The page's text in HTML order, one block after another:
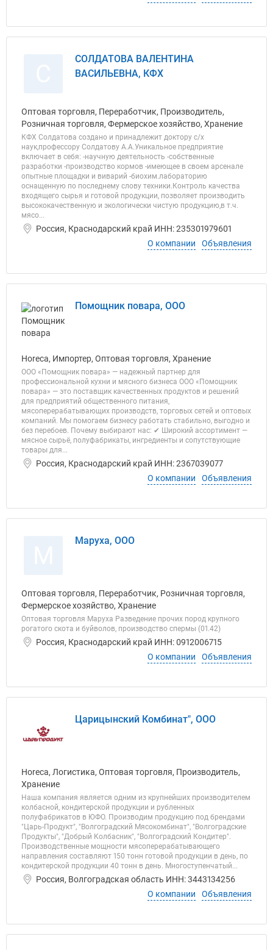
СОЛДАТОВА ВАЛЕНТИНА
ВАСИЛЬЕВНА, КФХ
Оптовая торговля, Переработчик, Производитель,
Розничная торговля, Фермерское хозяйство, Хранение
КФХ Солдатова создано и принадлежит доктору с/х
наук,профессору Солдатову А.А.Уникальное предприятие
включает в себя: -научную деятельность -собственные
разработки -производство кормов -имеющее в своем арсенале
опытные площадки и виварий -биохим.лабораторию
оснащенную по последнему слову техники.Контроль качества
входящего сырья и готовой продукции, позволяет производить
высококачественную и экологически чистую продукцию,в т.ч.
мясо...
Россия, Краснодарский край ИНН: 235301979601
О компании
Объявления
Помощник повара, ООО
Horeca, Импортер, Оптовая торговля, Хранение
ООО «Помощник повара» — надежный партнер для
профессиональной кухни и мясного бизнеса ООО «Помощник
повара» — это поставщик качественных продуктов и решений
для предприятий общественного питания,
мясоперерабатывающих производств, торговых сетей и оптовых
компаний. Мы помогаем бизнесу работать стабильно, выгодно и
без перебоев. Почему выбирают нас: ✔ Широкий ассортимент —
мясное сырьё, полуфабрикаты, ингредиенты и сопутствующие
товары для...
Россия, Краснодарский край ИНН: 2367039077
О компании
Объявления
Маруха, ООО
Оптовая торговля, Переработчик, Розничная торговля,
Фермерское хозяйство, Хранение
Оптовая торговля Маруха Разведение прочих пород крупного
рогатого скота и буйволов, производство спермы (01.42)
Россия, Краснодарский край ИНН: 0912006715
О компании
Объявления
Царицынский Комбинат", ООО
Horeca, Логистика, Оптовая торговля, Производитель,
Хранение
Наша компания является одним из крупнейших производителем
колбасной, кондитерской продукции и рубленных
полуфабрикатов в ЮФО. Производим продукцию под брендами
"Царь-Продукт", "Волгоградский Мясокомбинат", "Волгоградские
Продукты", "Добрый Колбасник", "Волгоградский Кондитер".
Производственные мощности мясоперерабатывающего
направления составляют 150 тонн готовой продукции в день, по
кондитерской продукции 40 тонн в день. Многоступенчатый...
Россия, Волгоградская область ИНН: 3443134256
О компании
Объявления